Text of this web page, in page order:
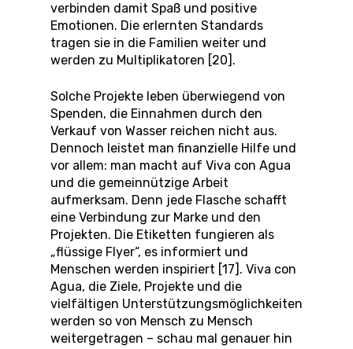
verbinden damit Spaß und positive
Emotionen. Die erlernten Standards
tragen sie in die Familien weiter und
werden zu Multiplikatoren [20].
Solche Projekte leben überwiegend von
Spenden, die Einnahmen durch den
Verkauf von Wasser reichen nicht aus.
Dennoch leistet man finanzielle Hilfe und
vor allem: man macht auf Viva con Agua
und die gemeinnützige Arbeit
aufmerksam. Denn jede Flasche schafft
eine Verbindung zur Marke und den
Projekten. Die Etiketten fungieren als
„flüssige Flyer“, es informiert und
Menschen werden inspiriert [17]. Viva con
Agua, die Ziele, Projekte und die
vielfältigen Unterstützungsmöglichkeiten
werden so von Mensch zu Mensch
weitergetragen – schau mal genauer hin